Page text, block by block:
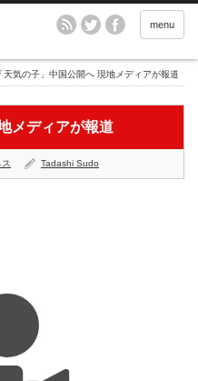
menu
「天気の子」中国公開へ 現地メディアが報道
メディアが報道
Tadashi Sudo